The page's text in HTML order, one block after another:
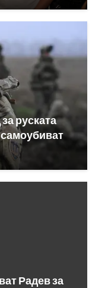
руската
Радев за